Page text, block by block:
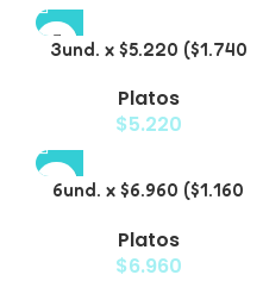
3und. x $5.220 ($1.740
para Mascotas con
Diseño
Platos
$5.220
6und. x $6.960 ($1.160
para Mascotas
Platos
$6.960